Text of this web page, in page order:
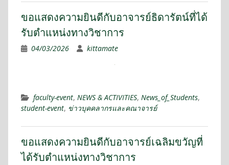
ขอแสดงความยินดีกับอาจารย์ธิดารัตน์ที่ได้
รับตำแหน่งทางวิชาการ
04/03/2026 kittamate
faculty-event, NEWS & ACTIVITIES, News_of_Students,
student-event, ข่าวบุคคลากรและคณาจารย์
ขอแสดงความยินดีกับอาจารย์เฉลิมขวัญที่
ได้รับตำแหน่งทางวิชาการ